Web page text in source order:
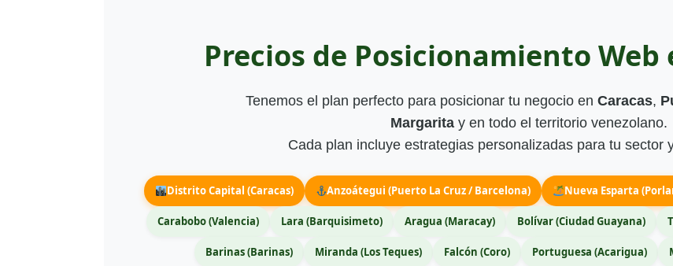
Precios de Posicionamiento Web
Tenemos el plan perfecto para posicionar tu negocio en Caracas,
Margarita y en todo el territorio venezolano.
Cada plan incluye estrategias personalizadas para tu sector
Distrito Capital (Caracas) Anzoátegui (Puerto La Cruz / Barcelona) Nueva Esparta
Carabobo (Valencia) Lara (Barquisimeto) Aragua (Maracay) Bolívar (Ciudad Guayana)
Barinas (Barinas) Miranda (Los Teques) Falcón (Coro) Portuguesa (Acarigua)